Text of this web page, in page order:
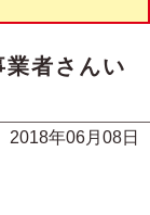
者さんい
2018年06月08日